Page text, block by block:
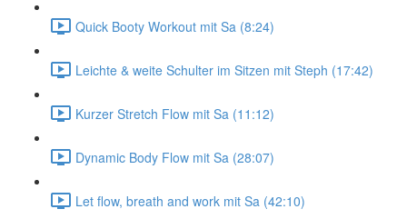
Quick Booty Workout mit Sa (8:24)
Leichte & weite Schulter im Sitzen mit Steph (17:42)
Kurzer Stretch Flow mit Sa (11:12)
Dynamic Body Flow mit Sa (28:07)
Let flow, breath and work mit Sa (42:10)